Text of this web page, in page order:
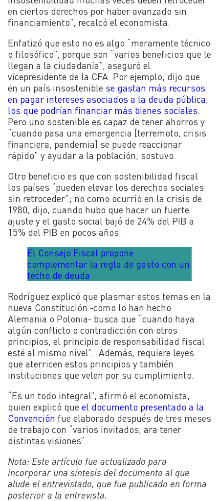
en ciertos derechos por haber avanzado sin
financiamiento”, recalcó el economista.
Enfatizó que esto no es algo “meramente técnico
o filosófico”, porque son “varios beneficios que le
llegan a la ciudadanía”, aseguró el
vicepresidente de la CFA. Por ejemplo, dijo que
en un país insostenible se gastan más recursos
en pagar intereses asociados a la deuda pública,
los que podrían financiar más bienes sociales.
Pero uno sostenible es capaz de tener ahorros y
“cuando pasa una emergencia [terremoto, crisis
financiera, pandemia] se puede reaccionar
rápido” y ayudar a la población, sostuvo.
Otro beneficio es que con sostenibilidad fiscal
los países “pueden elevar los derechos sociales
sin retroceder”; no como ocurrió en la crisis de
1980, dijo, cuando hubo que hacer un fuerte
ajuste y el gasto social bajó de 24% del PIB a
15% del PIB en pocos años.
El Consejo Fiscal propone
complementar la regla de gasto con un
techo de deuda
Rodríguez explicó que plasmar estos temas en la
nueva Constitución -como lo han hecho
Alemania o Polonia- busca que “cuando haya
algún conflicto o contradicción con otros
principios, el principio de responsabilidad fiscal
esté al mismo nivel”. Además, requiere leyes
que aterricen estos principios y también
instituciones que velen por su cumplimiento.
“Es un todo integral”, afirmó el economista,
quien explicó que el documento presentado a la
Convención fue elaborado después de tres meses
de trabajo con “varios invitados, ara tener
distintas visiones”.
Nota: Este artículo fue actualizado para
incorporar una síntesis del documento al que
alude el entrevistado, que fue publicado en forma
posterior a la entrevista.